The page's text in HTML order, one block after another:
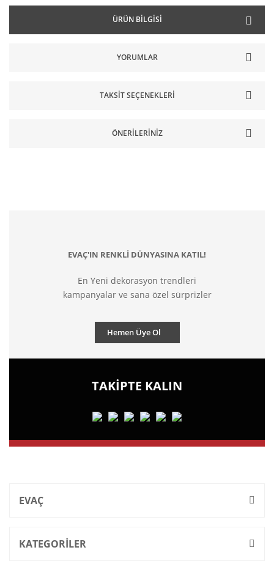
ÜRÜN BILGISI
YORUMLAR
TAKSIT SEÇENEKLERI
ÖNERILERINIZ
EVAÇ'IN RENKLİ DÜNYASINA KATIL!
En Yeni dekorasyon trendleri
kampanyalar ve sana özel sürprizler
Hemen Üye Ol
TAKİPTE KALIN
EVAÇ
KATEGORİLER